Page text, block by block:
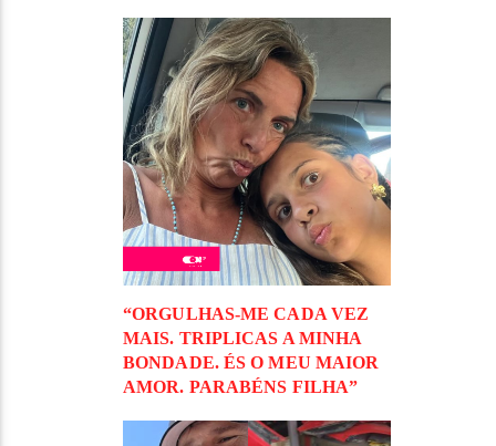
“ORGULHAS-ME CADA VEZ
MAIS. TRIPLICAS A MINHA
BONDADE. ÉS O MEU MAIOR
AMOR. PARABÉNS FILHA”